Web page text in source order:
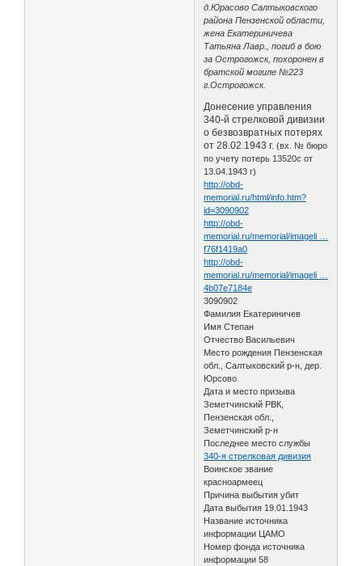
д.Юрасово Салтыковского
района Пензенской области,
жена Екатериничева
Татьяна Лавр., погиб в бою
за Острогожск, похоронен в
братской могиле №223
г.Острогожск.
Донесение управления
340-й стрелковой дивизии
о безвозвратных потерях
от 28.02.1943 г. (вх. № бюро
по учету потерь 13520с от
13.04.1943 г)
http://obd-
memorial.ru/html/info.htm?
id=3090902
http://obd-
memorial.ru/memorial/imageli …
f76f1419a0
http://obd-
memorial.ru/memorial/imageli …
4b07e7184e
3090902
Фамилия Екатериничев
Имя Степан
Отчество Васильевич
Место рождения Пензенская
обл., Салтыковский р-н, дер.
Юрсово
Дата и место призыва
Земетчинский РВК,
Пензенская обл.,
Земетчинский р-н
Последнее место службы
340-я стрелковая дивизия
Воинское звание
красноармеец
Причина выбытия убит
Дата выбытия 19.01.1943
Название источника
информации ЦАМО
Номер фонда источника
информации 58